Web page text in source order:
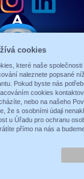
ABSOLON,
tvorba eshopů
cookies
které naše
naleznete popsané
Pokud byste nás
cookies
nebo na našeho
že s osobními údaji
u Úřadu pro ochranu
přímo na nás a